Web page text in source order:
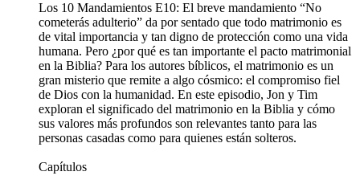
Los 10 Mandamientos E10: El breve mandamiento “No
cometerás adulterio” da por sentado que todo matrimonio es
de vital importancia y tan digno de protección como una vida
humana. Pero ¿por qué es tan importante el pacto matrimonial
en la Biblia? Para los autores bíblicos, el matrimonio es un
gran misterio que remite a algo cósmico: el compromiso fiel
de Dios con la humanidad. En este episodio, Jon y Tim
exploran el significado del matrimonio en la Biblia y cómo
sus valores más profundos son relevantes tanto para las
personas casadas como para quienes están solteros.
Capítulos